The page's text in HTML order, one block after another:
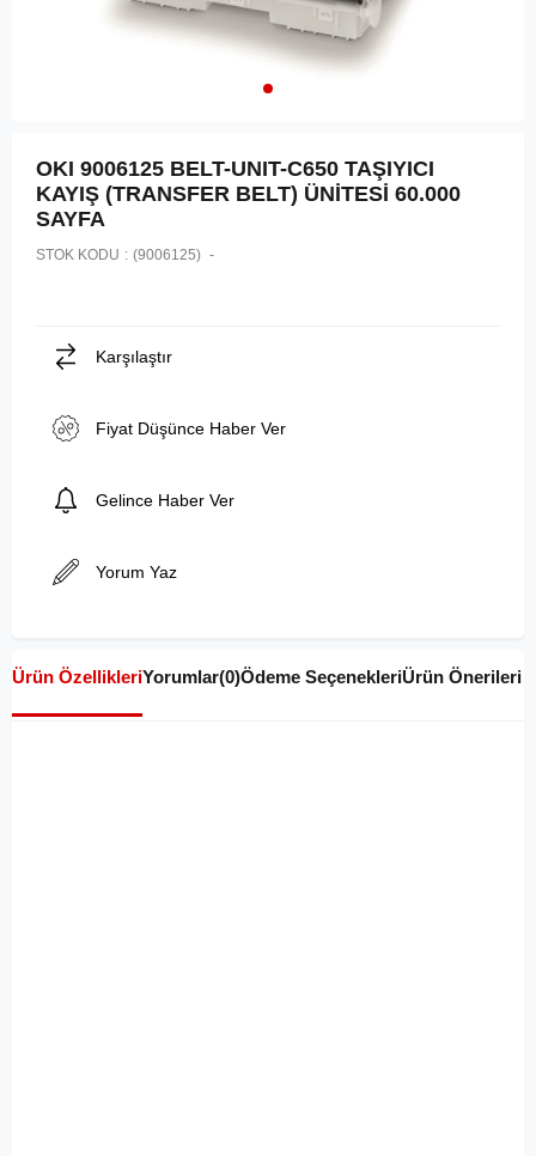
OKI 9006125 BELT-UNIT-C650 TAŞIYICI
KAYIŞ (TRANSFER BELT) ÜNİTESİ 60.000
SAYFA
STOK KODU (9006125)
Karşılaştır
Fiyat Düşünce Haber Ver
Gelince Haber Ver
Yorum Yaz
Ürün ÖzellikleriYorumlar(0)Ödeme SeçenekleriÜrün Önerileri